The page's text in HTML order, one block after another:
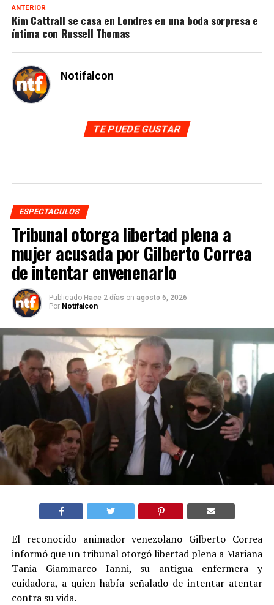
ANTERIOR
Kim Cattrall se casa en Londres en una boda sorpresa e
íntima con Russell Thomas
Notifalcon
TE PUEDE GUSTAR
ESPECTACULOS
Tribunal otorga libertad plena a
mujer acusada por Gilberto Correa
de intentar envenenarlo
Publicado Hace 2 días on agosto 6, 2026
Por Notifalcon
El reconocido animador venezolano Gilberto Correa
informó que un tribunal otorgó libertad plena a Mariana
Tania Giammarco Ianni, su antigua enfermera y
cuidadora, a quien había señalado de intentar atentar
contra su vida.